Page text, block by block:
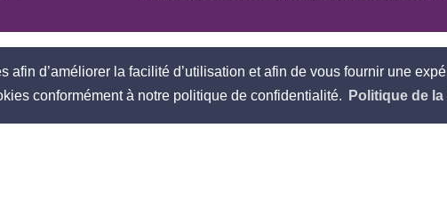
afin d’améliorer la facilité d’utilisation et afin de vous fournir une
conformément à notre politique de confidentialité.
Politique de